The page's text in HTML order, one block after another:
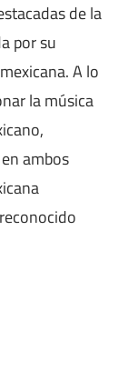
de la
por su
A lo
la música
ambos